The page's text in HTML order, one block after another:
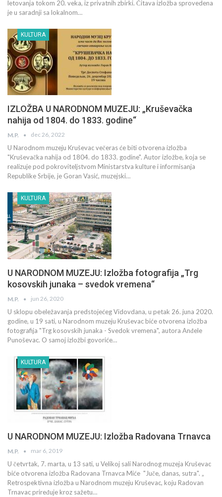
letovanja tokom 20. veka, iz privatnih zbirki. Čitava izložba sprovedena
je u saradnji sa lokalnom…
KULTURA
IZLOŽBA U NARODNOM MUZEJU: „Kruševačka
nahija od 1804. do 1833. godine“
M.P. dec 26, 2022
U Narodnom muzeju Kruševac večeras će biti otvorena izložba
"Kruševačka nahija od 1804. do 1833. godine". Autor izložbe, koja se
realizuje pod pokroviteljstvom Ministarstva kulture i informisanja
Republike Srbije, je Goran Vasić, muzejski…
KULTURA
U NARODNOM MUZEJU: Izložba fotografija „Trg
kosovskih junaka – svedok vremena“
M.P. jun 26, 2020
U sklopu obeležavanja predstojećeg Vidovdana, u petak 26. juna 2020.
godine, u 19 sati, u Narodnom muzeju Kruševac biće otvorena izložba
fotografija "Trg kosovskih junaka - Svedok vremena", autora Anđele
Punoševac. O samoj izložbi govoriće…
KULTURA
U NARODNOM MUZEJU: Izložba Radovana Trnavca
M.P. mar 6, 2019
U četvrtak, 7. marta, u 13 sati, u Velikoj sali Narodnog muzeja Kruševac
biće otvorena izložba Radovana Trnavca Miće "Juče, danas, sutra". „
Retrospektivna izložba u Narodnom muzeju Kruševac, koju Radovan
Trnavac priređuje kroz sažetu…